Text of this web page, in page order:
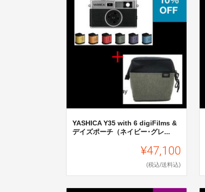
YASHICA Y35 with 6 digiFilms &
デイズポーチ（ネイビー･グレ...
¥47,100
(税込/送料込)